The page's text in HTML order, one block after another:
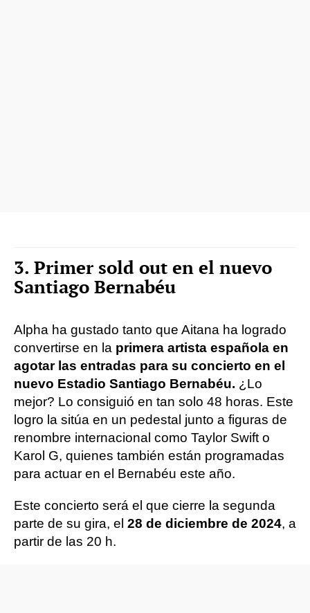
3. Primer sold out en el nuevo
Santiago Bernabéu
Alpha ha gustado tanto que Aitana ha logrado
convertirse en la primera artista española en
agotar las entradas para su concierto en el
nuevo Estadio Santiago Bernabéu. ¿Lo
mejor? Lo consiguió en tan solo 48 horas. Este
logro la sitúa en un pedestal junto a figuras de
renombre internacional como Taylor Swift o
Karol G, quienes también están programadas
para actuar en el Bernabéu este año.
Este concierto será el que cierre la segunda
parte de su gira, el 28 de diciembre de 2024, a
partir de las 20 h.